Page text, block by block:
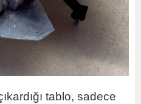
tablo, sadece